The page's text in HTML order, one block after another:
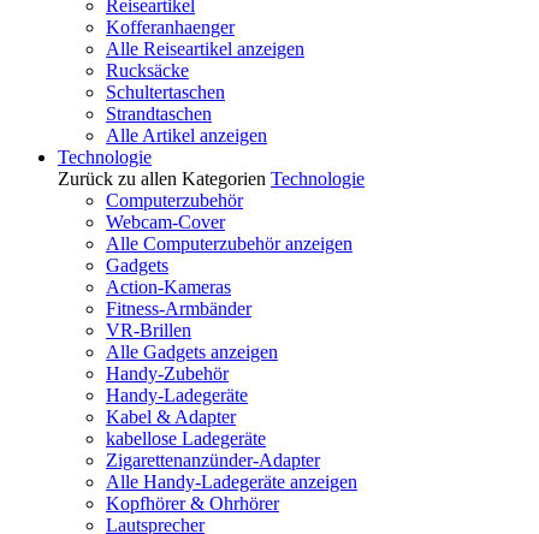
Reiseartikel
Kofferanhaenger
Alle Reiseartikel anzeigen
Rucksäcke
Schultertaschen
Strandtaschen
Alle Artikel anzeigen
Technologie
Zurück zu allen Kategorien Technologie
Computerzubehör
Webcam-Cover
Alle Computerzubehör anzeigen
Gadgets
Action-Kameras
Fitness-Armbänder
VR-Brillen
Alle Gadgets anzeigen
Handy-Zubehör
Handy-Ladegeräte
Kabel & Adapter
kabellose Ladegeräte
Zigarettenanzünder-Adapter
Alle Handy-Ladegeräte anzeigen
Kopfhörer & Ohrhörer
Lautsprecher